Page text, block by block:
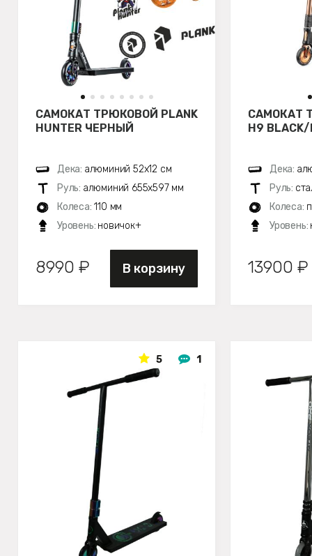
САМОКАТ ТРЮКОВОЙ PLANK
HUNTER ЧЕРНЫЙ
Дека: алюминий 52х12 см
Руль: алюминий 655х597 мм
Колеса: 110 мм
Уровень: новичок+
8990 ₽ В корзину
САМОКАТ
H9 BLACK/
Дека:
Руль:
Колеса:
Уровень:
13900 ₽
5 1